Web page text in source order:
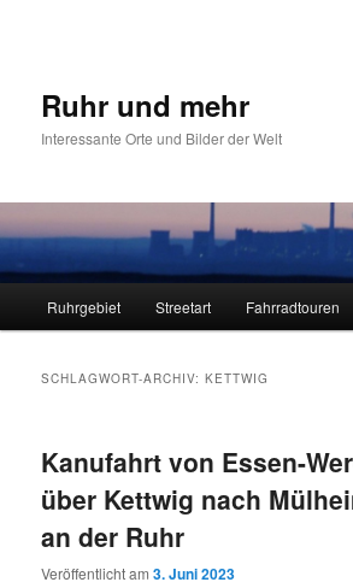
Ruhr und mehr
Interessante Orte und Bilder der Welt
Ruhrgebiet Streetart Fahrradtouren
SCHLAGWORT-ARCHIV:KETTWIG
Kanufahrt von Essen-
über Kettwig nach
an der Ruhr
Veröffentlicht am3. Juni 2023